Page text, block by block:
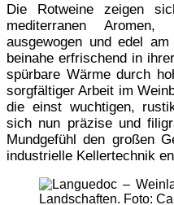
Die Rotweine zeigen
mediterranen
ausgewogen und edel
beinahe erfrischend in
spürbare Wärme durch
sorgfältiger Arbeit im
die einst wuchtigen,
sich nun präzise und
Mundgefühl den großen
industrielle Kellertechnik